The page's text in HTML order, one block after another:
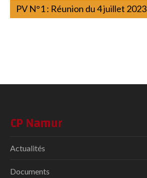
PV N°1 : Réunion du 4 juillet 2023
CP Namur
Actualités
Documents